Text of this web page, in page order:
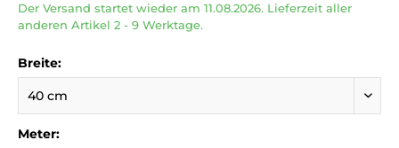
Der Versand startet wieder am 11.08.2026. Lieferzeit aller
anderen Artikel 2 - 9 Werktage.
Breite:
Meter: